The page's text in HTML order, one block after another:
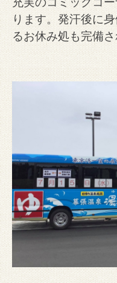
ります。発汗後に
るお休み処も完備さ